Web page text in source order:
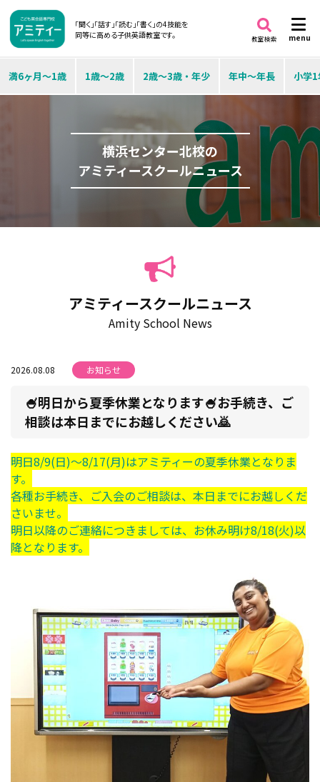
「聞く」「話す」「読む」「書く」の4技能を
同等に高める子供英語教室です。
menu
教室検索
満6ヶ月～1歳 1歳～2歳 2歳～3歳・年少 年中～年長 小学
横浜センター北校の
アミティースクールニュース
アミティースクールニュース
Amity School News
2026.08.08 お知らせ
🍧明日から夏季休業となります🍧お手続き、ご
相談は本日までにお越しください🙇
明日8/9(日)～8/17(月)はアミティーの夏季休業となりま
す。
各種お手続き、ご入会のご相談は、本日までにお越しくだ
さいませ。
明日以降のご連絡につきましては、お休み明け8/18(火)以
降となります。